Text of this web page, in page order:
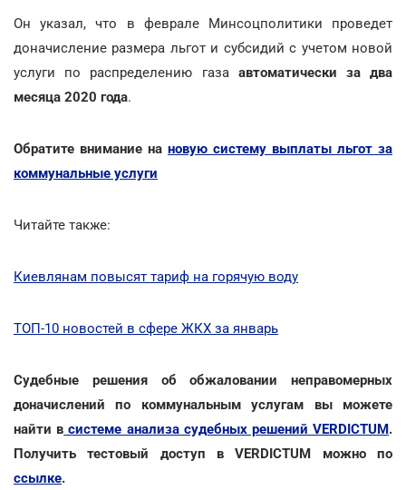
Он указал, что в феврале Минсоцполитики проведет
доначисление размера льгот и субсидий с учетом новой
услуги по распределению газа автоматически за два
месяца 2020 года.
Обратите внимание на новую систему выплаты льгот за
коммунальные услуги
Читайте также:
Киевлянам повысят тариф на горячую воду
ТОП-10 новостей в сфере ЖКХ за январь
Cудебные решения об обжаловании неправомерных
доначислений по коммунальным услугам вы можете
найти в системе анализа судебных решений VERDICTUM.
Получить тестовый доступ в VERDICTUM можно по
ссылке.